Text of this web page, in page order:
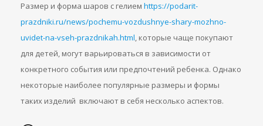
Размер и форма шаров с гелием https://podarit-
prazdniki.ru/news/pochemu-vozdushnye-shary-mozhno-
uvidet-na-vseh-prazdnikah.html, которые чаще покупают
для детей, могут варьироваться в зависимости от
конкретного события или предпочтений ребенка. Однако
некоторые наиболее популярные размеры и формы
таких изделий включают в себя несколько аспектов.